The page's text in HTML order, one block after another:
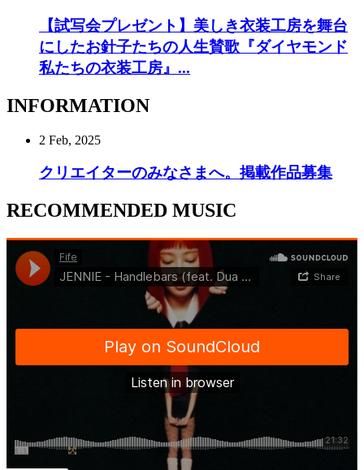
【試写会プレゼント】美しき衣装工房を舞台
にしたお針子たちの人生賛歌『ダイヤモンド
私たちの衣装工房』...
INFORMATION
2 Feb, 2025
クリエイターのみなさまへ。掲載作品募集
RECOMMENDED MUSIC